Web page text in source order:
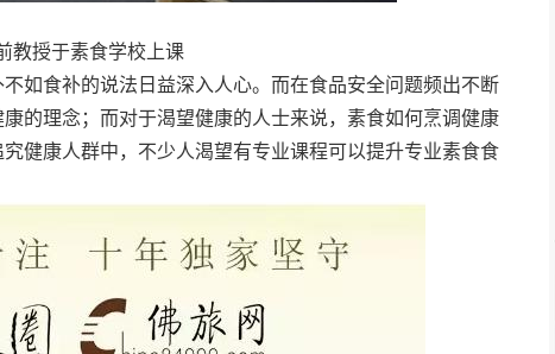
教授于素食学校上课
如食补的说法日益深入人心。而在食品安全问题频出不断
的理念；而对于渴望健康的人士来说，素食如何烹调健康
健康人群中，不少人渴望有专业课程可以提升专业素食食